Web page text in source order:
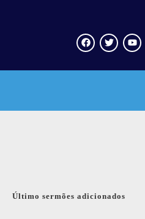
Último sermões adicionados